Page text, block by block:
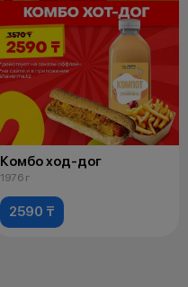
Комбо ход-дог
1976 г
2590 ₸